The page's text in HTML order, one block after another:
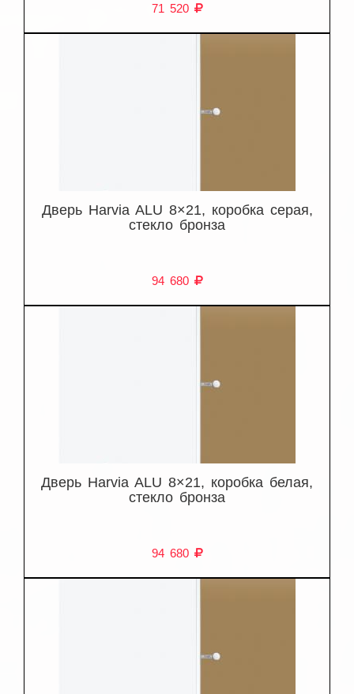
71 520
Дверь Harvia ALU 8×21, коробка серая,
стекло бронза
94 680
Дверь Harvia ALU 8×21, коробка белая,
стекло бронза
94 680